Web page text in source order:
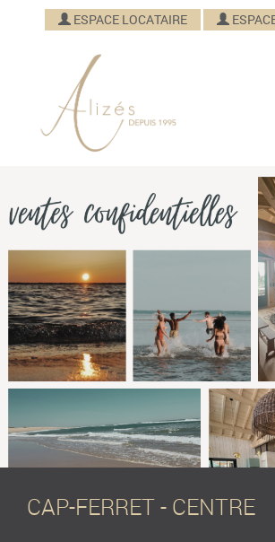
ESPACE LOCATAIRE
CAP-FERRET - CENTRE